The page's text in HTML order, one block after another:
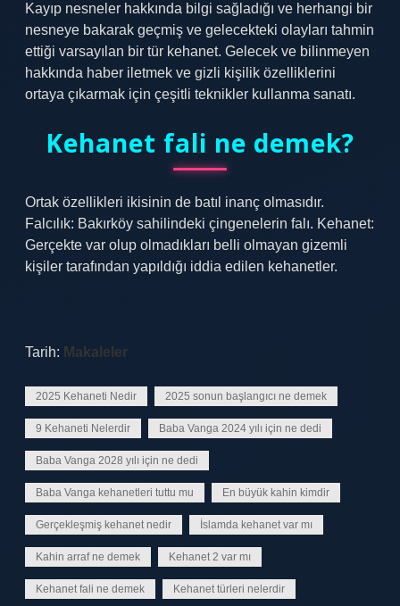
Kayıp nesneler hakkında bilgi sağladığı ve herhangi bir
nesneye bakarak geçmiş ve gelecekteki olayları tahmin
ettiği varsayılan bir tür kehanet. Gelecek ve bilinmeyen
hakkında haber iletmek ve gizli kişilik özelliklerini
ortaya çıkarmak için çeşitli teknikler kullanma sanatı.
Kehanet fali ne demek?
Ortak özellikleri ikisinin de batıl inanç olmasıdır.
Falcılık: Bakırköy sahilindeki çingenelerin falı. Kehanet:
Gerçekte var olup olmadıkları belli olmayan gizemli
kişiler tarafından yapıldığı iddia edilen kehanetler.
Tarih: Makaleler
2025 Kehaneti Nedir 2025 sonun başlangıcı ne demek
9 Kehaneti Nelerdir Baba Vanga 2024 yılı için ne dedi
Baba Vanga 2028 yılı için ne dedi
Baba Vanga kehanetleri tuttu mu En büyük kahin kimdir
Gerçekleşmiş kehanet nedir İslamda kehanet var mı
Kahin arraf ne demek Kehanet 2 var mı
Kehanet fali ne demek Kehanet türleri nelerdir